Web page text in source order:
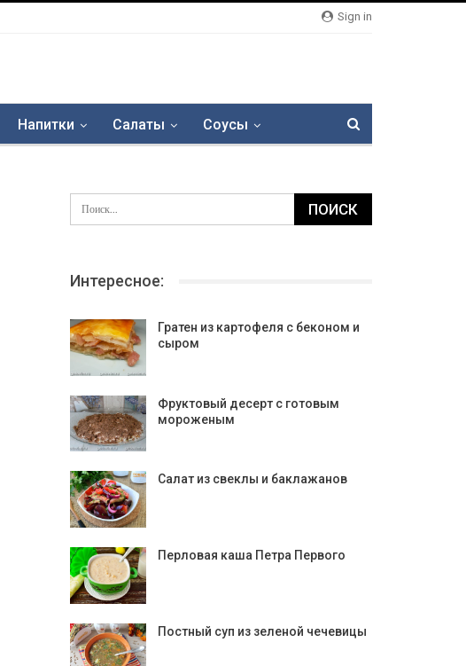
Sign in
Напитки Салаты Соусы
Интересное:
Гратен из картофеля с беконом и
сыром
Фруктовый десерт с готовым
мороженым
Салат из свеклы и баклажанов
Перловая каша Петра Первого
Постный суп из зеленой чечевицы